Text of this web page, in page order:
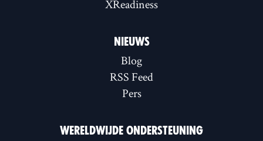
XReadiness
NIEUWS
Blog
RSS Feed
Pers
WERELDWIJDE ONDERSTEUNING